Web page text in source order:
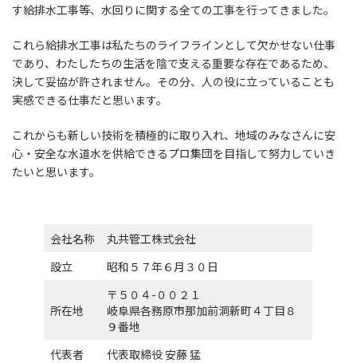
す給排水工事等、水回りに関する全ての工事を行ってきました。
これら給排水工事は私たちのライフラインとして欠かせない仕事
であり、わたしたちの生活を陰で支える重要な存在であるため、
決して妥協が許されません。その分、人の役に立っていることも
実感できる仕事だと思います。
これからも新しい技術を積極的に取り入れ、地域のみなさんに安
心・安全な水道水を供給できるプロ集団を目指して努力していき
たいと思います。
会社名称
丸共管工株式会社
設立
昭和５７年６月３０日
所在地
〒５０４-００２１
岐阜県各務原市那加前洞新町４丁目８
９番地
代表者
代表取締役 安藤 猛